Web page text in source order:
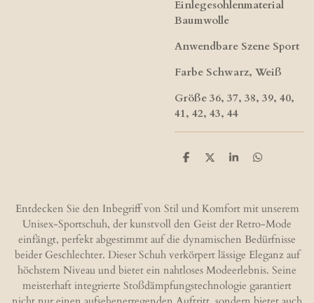
Einlegesohlenmaterial
Baumwolle
Anwendbare Szene Sport
Farbe Schwarz, Weiß
Größe 36, 37, 38, 39, 40,
41, 42, 43, 44
T
n
T
n
T
n
T
n
Entdecken Sie den Inbegriff von Stil und Komfort mit unserem
Unisex-Sportschuh, der kunstvoll den Geist der Retro-Mode
einfängt, perfekt abgestimmt auf die dynamischen Bedürfnisse
beider Geschlechter. Dieser Schuh verkörpert lässige Eleganz auf
höchstem Niveau und bietet ein nahtloses Modeerlebnis. Seine
meisterhaft integrierte Stoßdämpfungstechnologie garantiert